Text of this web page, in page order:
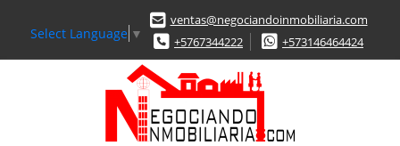
Select Language ▼
ventas@negociandoinmobiliaria.com
+5767344222
+573146464424